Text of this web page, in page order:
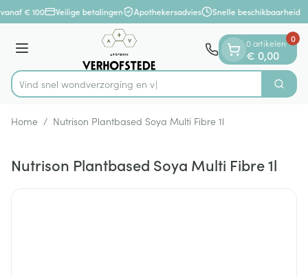
Ga naar de inhoud
1 van 1
€ 100 Veilige betalingen Apothekersadvies Snelle beschikbaarheid
Menu
Product, merk, categorie...
Vind snel wondverzor Zoek
0 artikelen
€ 0,00
0
Home / Nutrison Plantbased Soya Multi Fibre 1l
Nutrison Plantbased Soya Multi Fibre 1l